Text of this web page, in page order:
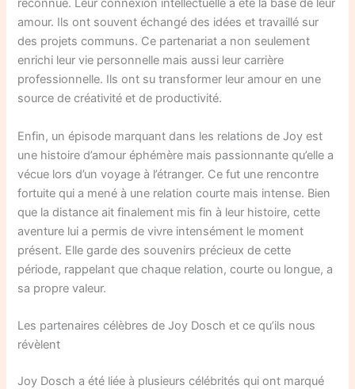
reconnue. Leur connexion intellectuelle a été la base de leur
amour. Ils ont souvent échangé des idées et travaillé sur
des projets communs. Ce partenariat a non seulement
enrichi leur vie personnelle mais aussi leur carrière
professionnelle. Ils ont su transformer leur amour en une
source de créativité et de productivité.
Enfin, un épisode marquant dans les relations de Joy est
une histoire d’amour éphémère mais passionnante qu’elle a
vécue lors d’un voyage à l’étranger. Ce fut une rencontre
fortuite qui a mené à une relation courte mais intense. Bien
que la distance ait finalement mis fin à leur histoire, cette
aventure lui a permis de vivre intensément le moment
présent. Elle garde des souvenirs précieux de cette
période, rappelant que chaque relation, courte ou longue, a
sa propre valeur.
Les partenaires célèbres de Joy Dosch et ce qu’ils nous
révèlent
Joy Dosch a été liée à plusieurs célébrités qui ont marqué